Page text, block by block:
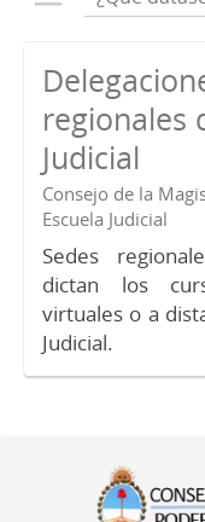
regionales
Judicial
Consejo de la
Escuela Judicial
Sedes
dictan los
virtuales o a
Judicial.